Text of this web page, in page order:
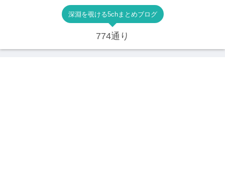
深淵を覗ける5chまとめブログ
774通り